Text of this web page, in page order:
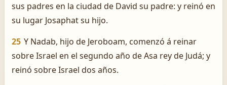
sus padres en la ciudad de David su padre: y reinó en
su lugar Josaphat su hijo.
25 Y Nadab, hijo de Jeroboam, comenzó á reinar
sobre Israel en el segundo año de Asa rey de Judá; y
reinó sobre Israel dos años.